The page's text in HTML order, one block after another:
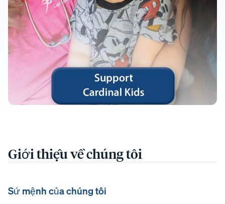
Giới thiệu về chúng tôi
Sứ mệnh của chúng tôi